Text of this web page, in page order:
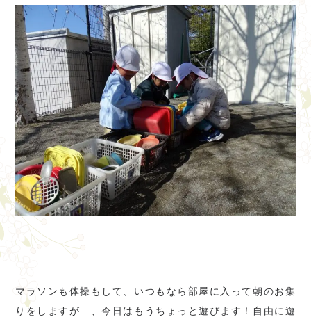
マラソンも体操もして、いつもなら部屋に入って朝のお集
りをしますが…、今日はもうちょっと遊びます！自由に遊